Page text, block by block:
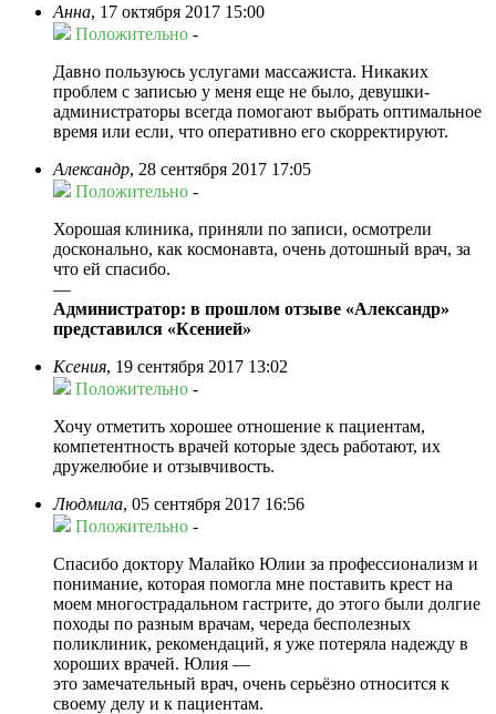
Анна, 17 октября 2017 15:00
Положительно -
Давно пользуюсь услугами массажиста. Никаких
проблем с записью у меня еще не было, девушки-
администраторы всегда помогают выбрать оптимальное
время или если, что оперативно его скорректируют.
Александр, 28 сентября 2017 17:05
Положительно -
Хорошая клиника, приняли по записи, осмотрели
досконально, как космонавта, очень дотошный врач, за
что ей спасибо.
—
Администратор: в прошлом отзыве «Александр»
представился «Ксенией»
Ксения, 19 сентября 2017 13:02
Положительно -
Хочу отметить хорошее отношение к пациентам,
компетентность врачей которые здесь работают, их
дружелюбие и отзывчивость.
Людмила, 05 сентября 2017 16:56
Положительно -
Спасибо доктору Малайко Юлии за профессионализм и
понимание, которая помогла мне поставить крест на
моем многострадальном гастрите, до этого были долгие
походы по разным врачам, череда бесполезных
поликлиник, рекомендаций, я уже потеряла надежду в
хороших врачей. Юлия —
это замечательный врач, очень серьёзно относится к
своему делу и к пациентам.